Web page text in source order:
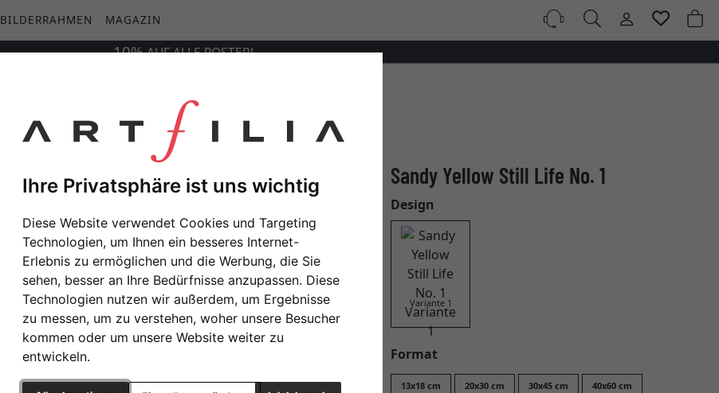
Ihre Privatsphäre ist uns wichtig
Diese Website verwendet Cookies und Targeting
Technologien, um Ihnen ein besseres Internet-
Erlebnis zu ermöglichen und die Werbung, die Sie
sehen, besser an Ihre Bedürfnisse anzupassen. Diese
Technologien nutzen wir außerdem, um Ergebnisse
zu messen, um zu verstehen, woher unsere Besucher
kommen oder um unsere Website weiter zu
entwickeln.
BILDERRAHMEN MAGAZIN
10%AUFALLEPOSTER!
Sandy Yellow Still Life No. 1
Design
Variante 1
Format
13x18 cm 20x30 cm 30x45 cm 40x60 cm